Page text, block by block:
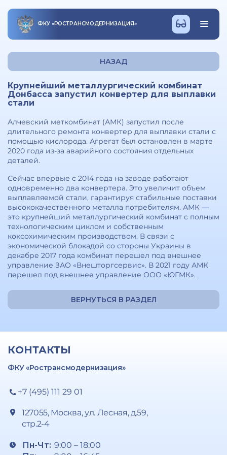
ФКУ «РОСТРАНСМОДЕРНИЗАЦИЯ»
НАЗАД
Крупнейший металлургический комбинат
Донбасса запустил конвертер для выплавки
стали
Алчевский меткомбинат (АМК) запустил после
длительного ремонта конвертер для выплавки стали с
помощью кислорода. Агрегат был остановлен в марте
2020 года из-за аварийного состояния отдельных
деталей.
Сейчас впервые с 2014 года на заводе работают
одновременно два конвертера. Это увеличит объем
выплавляемой стали, гарантируя стабильные поставки
высококачественного металла потребителям. АМК —
это крупнейший металлургический комбинат с полным
технологическим циклом и собственным
коксохимическим производством. В связи с
экономической блокадой со стороны Украины в
декабре 2017 года комбинат перешел под внешнее
управление ЗАО «Внешторгсервис». В 2021 году АМК
перешел под внешнее управление ООО «ЮГМК».
ВЕРНУТЬСЯ В РАЗДЕЛ
КОНТАКТЫ
ФКУ «Ространсмодернизация»
+7 (495) 111 29 01
127055, Москва, ул. Лесная, д.59,
стр.2-4
Пн-Чт: 9:00 – 18:00